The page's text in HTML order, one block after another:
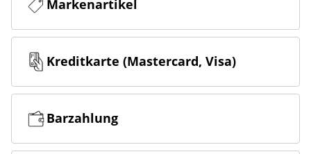
Markenartikel
Kreditkarte (Mastercard, Visa)
Barzahlung